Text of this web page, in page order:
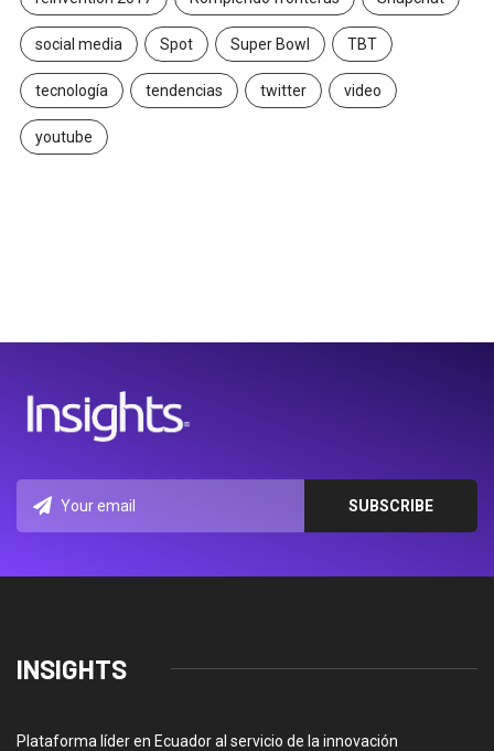
social media Spot Super Bowl TBT
tecnología tendencias twitter video
youtube
INSIGHTS
Plataforma líder en Ecuador al servicio de la innovación